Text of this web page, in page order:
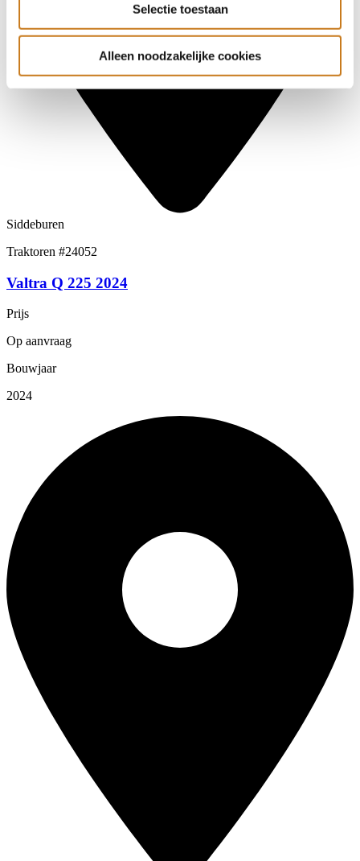
Selectie toestaan
Alleen noodzakelijke cookies
Siddeburen
Traktoren #24052
Valtra Q 225 2024
Prijs
Op aanvraag
Bouwjaar
2024